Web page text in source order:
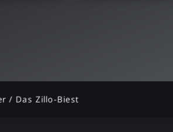
/ Das Zillo-Biest